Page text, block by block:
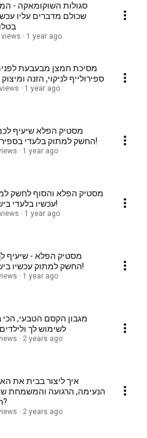
סגולות השוקומאקה -
שכולם מדברים עליו
views 1 year ago
מסיכת חמצן מבעבעת
ספירולייף לניקוי, הזנה
1 year ago
מסטיק הפלא שיעיף
החשק למתוק בלעדי בספירולייף!
1 year ago
מסטיק הפלא והסוף לחשק
עכשיו בלעדי בישראל!
1 year ago
מסטיק הפלא - שיעיף
החשק למתוק עכשיו בישראל!
1 year ago
מגבון הקסם הטבעי, הכי
לשימוש לך
2 years ago
איך ליצור בבית את
הנעימה, הרגועה והמשמחת
רוצים?
2 years ago